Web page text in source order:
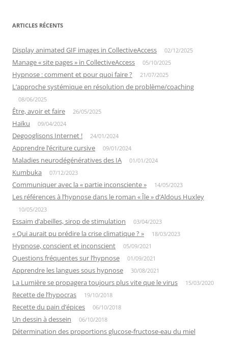
ARTICLES RÉCENTS
Display animated GIF images in CollectiveAccess 02/12/2025
Manage « site pages » in CollectiveAccess 05/10/2025
Hypnose : comment et pour quoi faire ? 21/07/2025
L’approche systémique en résolution de problème/coaching
08/06/2025
Être, avoir et faire 26/05/2025
Haïku 09/04/2024
Degooglisons Internet ! 24/01/2024
Apprendre l’écriture cursive 09/01/2024
Maladies neurodégénératives des IA 01/01/2024
Kumbuka 07/12/2023
Communiquer avec la « partie inconsciente » 14/05/2023
Les références à l’hypnose dans le roman « Île » d’Aldous Huxley
10/05/2023
Essaim d’abeilles, sirop de stimulation 03/04/2023
« Qui aurait pu prédire la crise climatique ? » 18/03/2023
Hypnose, conscient et inconscient 05/09/2021
Questions fréquentes sur l’hypnose 01/09/2021
Apprendre les langues sous hypnose 30/08/2021
La Lumière se propagera toujours plus vite que le virus 15/03/2020
Recette de l’hypocras 19/10/2018
Recette du pain d’épices 06/10/2018
Un dessin à dessein 06/10/2018
Détermination des proportions glucose-fructose-eau du miel